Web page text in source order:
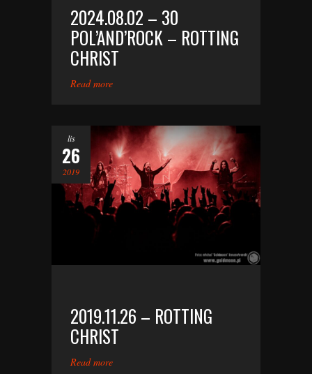
2024.08.02 – 30
POL’AND’ROCK – ROTTING
CHRIST
Read more
lis
26
2019
2019.11.26 – ROTTING
CHRIST
Read more